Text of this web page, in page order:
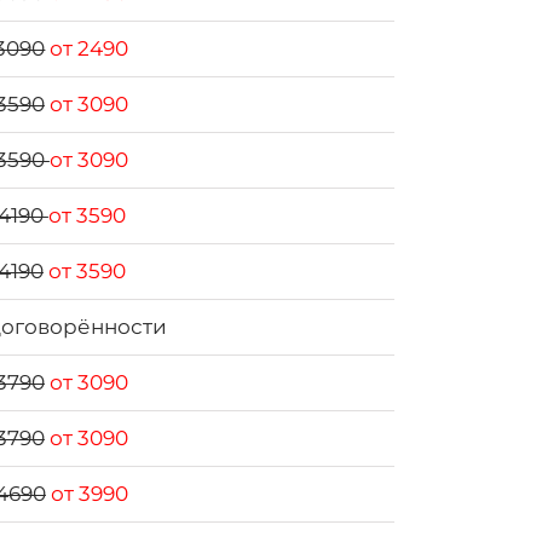
от 2490
от 3090
от 3090
от 3590
от 3590
от 3090
от 3090
от 3990